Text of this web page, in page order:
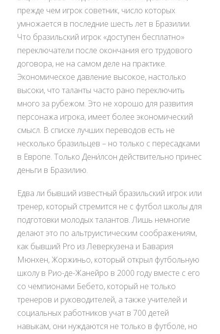
прежде чем игрок советник, число которых
умножается в последние шесть лет в Бразилии.
Что бразильский игрок «доступен бесплатно»
переключатели после окончания его трудового
договора, не на самом деле на практике.
Экономическое давление высокое, настолько
высоки, что таланты часто рано переключить
много за рубежом. Это не хорошо для развития
персонажа игрока, имеет более экономический
смысл. В списке лучших переводов есть не
несколько бразильцев – но только с пересадками
в Европе. Только Дени́лсон действительно принес
деньги в Бразилию.
Едва ли бывший известный бразильский игрок или
тренер, который стремится не с футбол школы для
подготовки молодых талантов. Лишь немногие
делают это по альтруистическим соображениям,
как бывший Pro из Леверкузена и Бавария
Мюнхен, Жоржиньо, который открыл футбольную
школу в Рио-де-Жанейро в 2000 году вместе с его
со чемпионами Бебето, который не только
тренеров и руководителей, а также учителей и
социальных работников учат в 700 детей
навыкам, они нуждаются не только в футболе, но